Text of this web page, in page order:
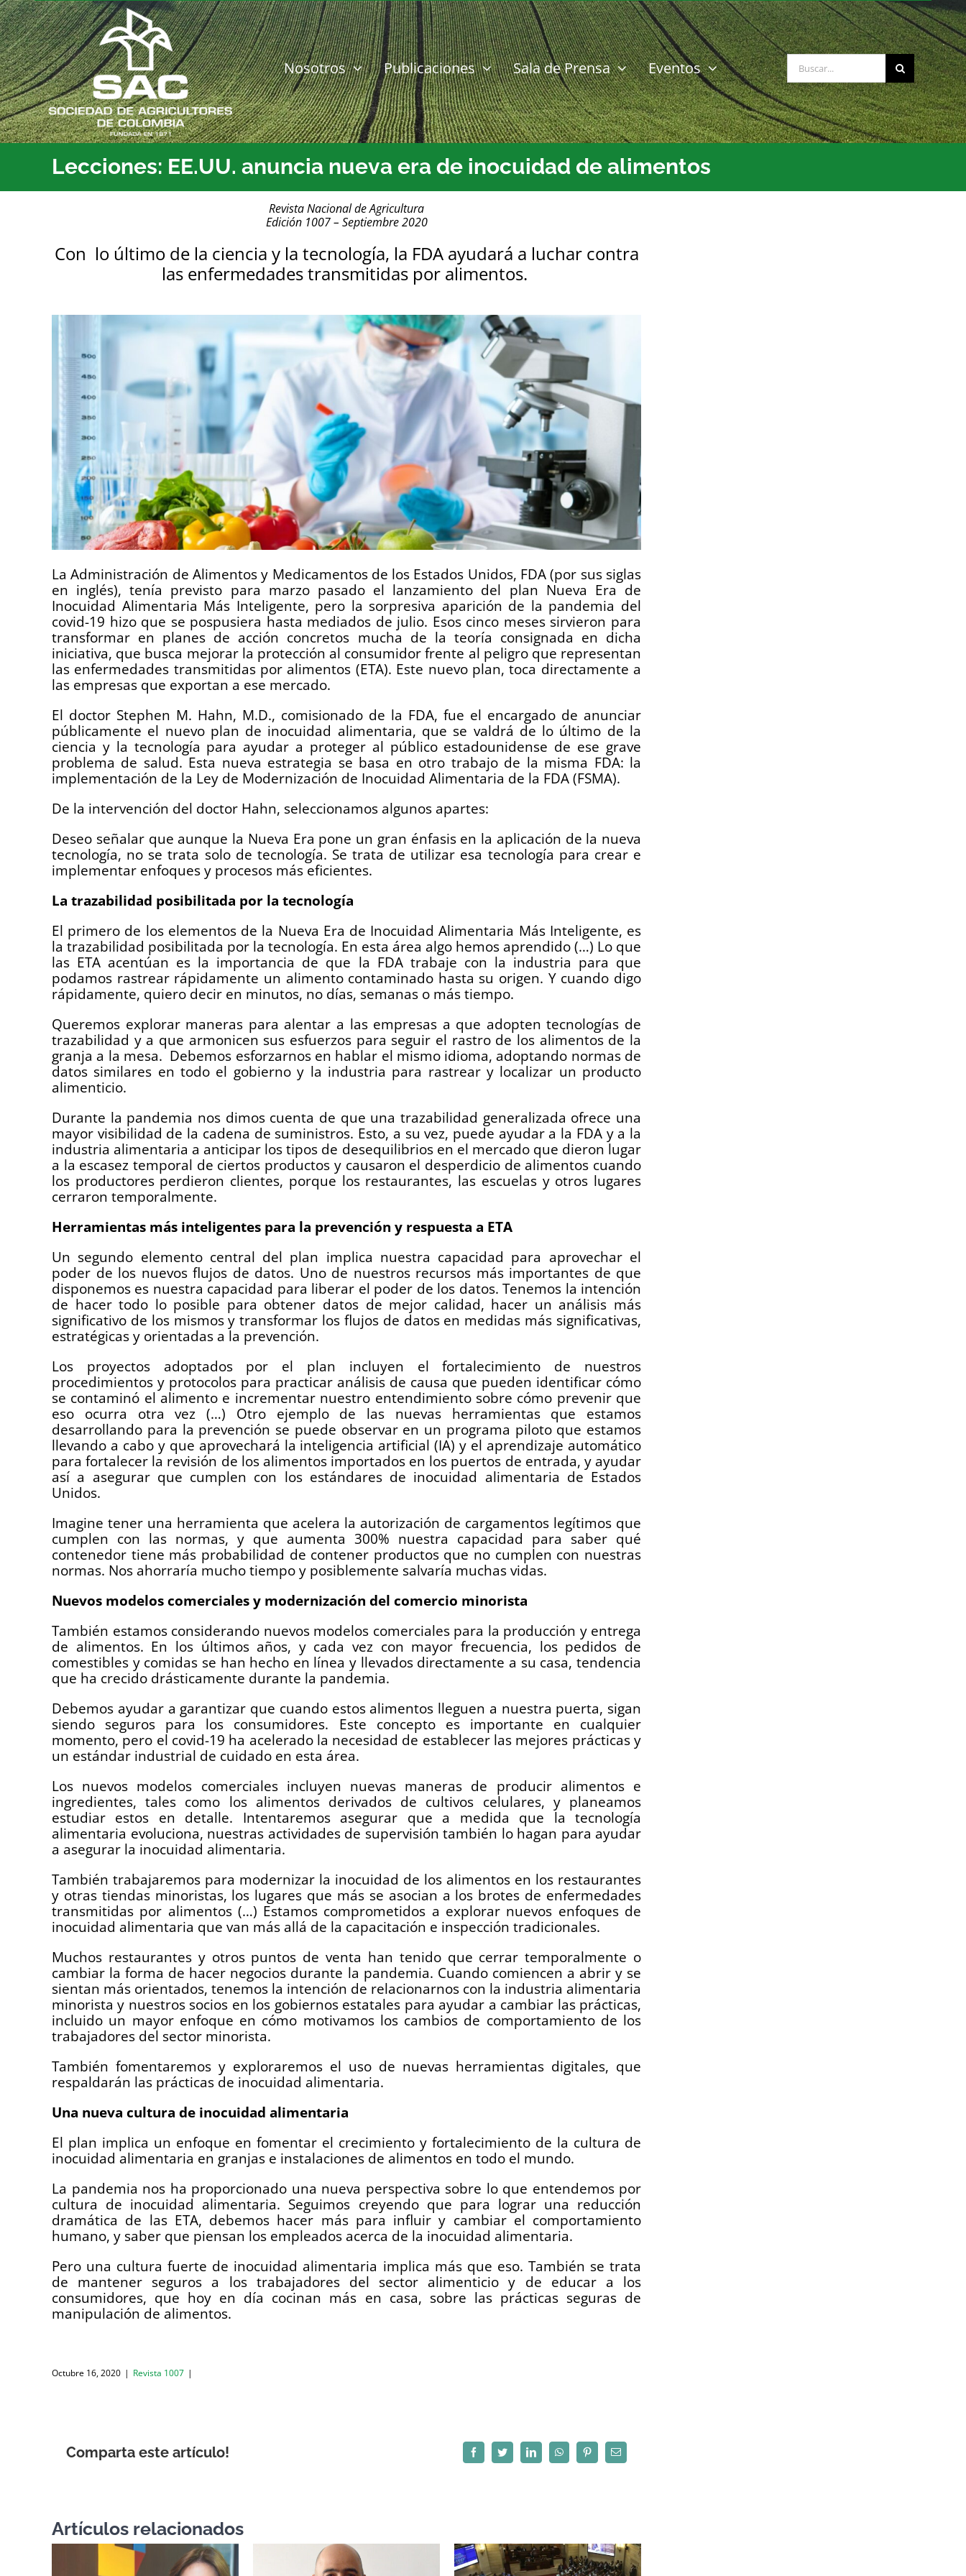
Saltar
al
contenido
Nosotros Publicaciones Sala de Prensa Eventos Buscar:
Lecciones: EE.UU. anuncia nueva era de inocuidad de alimentos
Revista Nacional de Agricultura
Edición 1007 – Septiembre 2020
Con lo último de la ciencia y la tecnología, la FDA ayudará a luchar contra
las enfermedades transmitidas por alimentos.
La Administración de Alimentos y Medicamentos de los Estados Unidos, FDA (por sus siglas
en inglés), tenía previsto para marzo pasado el lanzamiento del plan Nueva Era de
Inocuidad Alimentaria Más Inteligente, pero la sorpresiva aparición de la pandemia del
covid-19 hizo que se pospusiera hasta mediados de julio. Esos cinco meses sirvieron para
transformar en planes de acción concretos mucha de la teoría consignada en dicha
iniciativa, que busca mejorar la protección al consumidor frente al peligro que representan
las enfermedades transmitidas por alimentos (ETA). Este nuevo plan, toca directamente a
las empresas que exportan a ese mercado.
El doctor Stephen M. Hahn, M.D., comisionado de la FDA, fue el encargado de anunciar
públicamente el nuevo plan de inocuidad alimentaria, que se valdrá de lo último de la
ciencia y la tecnología para ayudar a proteger al público estadounidense de ese grave
problema de salud. Esta nueva estrategia se basa en otro trabajo de la misma FDA: la
implementación de la Ley de Modernización de Inocuidad Alimentaria de la FDA (FSMA).
De la intervención del doctor Hahn, seleccionamos algunos apartes:
Deseo señalar que aunque la Nueva Era pone un gran énfasis en la aplicación de la nueva
tecnología, no se trata solo de tecnología. Se trata de utilizar esa tecnología para crear e
implementar enfoques y procesos más eficientes.
La trazabilidad posibilitada por la tecnología
El primero de los elementos de la Nueva Era de Inocuidad Alimentaria Más Inteligente, es
la trazabilidad posibilitada por la tecnología. En esta área algo hemos aprendido (…) Lo que
las ETA acentúan es la importancia de que la FDA trabaje con la industria para que
podamos rastrear rápidamente un alimento contaminado hasta su origen. Y cuando digo
rápidamente, quiero decir en minutos, no días, semanas o más tiempo.
Queremos explorar maneras para alentar a las empresas a que adopten tecnologías de
trazabilidad y a que armonicen sus esfuerzos para seguir el rastro de los alimentos de la
granja a la mesa. Debemos esforzarnos en hablar el mismo idioma, adoptando normas de
datos similares en todo el gobierno y la industria para rastrear y localizar un producto
alimenticio.
Durante la pandemia nos dimos cuenta de que una trazabilidad generalizada ofrece una
mayor visibilidad de la cadena de suministros. Esto, a su vez, puede ayudar a la FDA y a la
industria alimentaria a anticipar los tipos de desequilibrios en el mercado que dieron lugar
a la escasez temporal de ciertos productos y causaron el desperdicio de alimentos cuando
los productores perdieron clientes, porque los restaurantes, las escuelas y otros lugares
cerraron temporalmente.
Herramientas más inteligentes para la prevención y respuesta a ETA
Un segundo elemento central del plan implica nuestra capacidad para aprovechar el
poder de los nuevos flujos de datos. Uno de nuestros recursos más importantes de que
disponemos es nuestra capacidad para liberar el poder de los datos. Tenemos la intención
de hacer todo lo posible para obtener datos de mejor calidad, hacer un análisis más
significativo de los mismos y transformar los flujos de datos en medidas más significativas,
estratégicas y orientadas a la prevención.
Los proyectos adoptados por el plan incluyen el fortalecimiento de nuestros
procedimientos y protocolos para practicar análisis de causa que pueden identificar cómo
se contaminó el alimento e incrementar nuestro entendimiento sobre cómo prevenir que
eso ocurra otra vez (…) Otro ejemplo de las nuevas herramientas que estamos
desarrollando para la prevención se puede observar en un programa piloto que estamos
llevando a cabo y que aprovechará la inteligencia artificial (IA) y el aprendizaje automático
para fortalecer la revisión de los alimentos importados en los puertos de entrada, y ayudar
así a asegurar que cumplen con los estándares de inocuidad alimentaria de Estados
Unidos.
Imagine tener una herramienta que acelera la autorización de cargamentos legítimos que
cumplen con las normas, y que aumenta 300% nuestra capacidad para saber qué
contenedor tiene más probabilidad de contener productos que no cumplen con nuestras
normas. Nos ahorraría mucho tiempo y posiblemente salvaría muchas vidas.
Nuevos modelos comerciales y modernización del comercio minorista
También estamos considerando nuevos modelos comerciales para la producción y entrega
de alimentos. En los últimos años, y cada vez con mayor frecuencia, los pedidos de
comestibles y comidas se han hecho en línea y llevados directamente a su casa, tendencia
que ha crecido drásticamente durante la pandemia.
Debemos ayudar a garantizar que cuando estos alimentos lleguen a nuestra puerta, sigan
siendo seguros para los consumidores. Este concepto es importante en cualquier
momento, pero el covid-19 ha acelerado la necesidad de establecer las mejores prácticas y
un estándar industrial de cuidado en esta área.
Los nuevos modelos comerciales incluyen nuevas maneras de producir alimentos e
ingredientes, tales como los alimentos derivados de cultivos celulares, y planeamos
estudiar estos en detalle. Intentaremos asegurar que a medida que la tecnología
alimentaria evoluciona, nuestras actividades de supervisión también lo hagan para ayudar
a asegurar la inocuidad alimentaria.
También trabajaremos para modernizar la inocuidad de los alimentos en los restaurantes
y otras tiendas minoristas, los lugares que más se asocian a los brotes de enfermedades
transmitidas por alimentos (…) Estamos comprometidos a explorar nuevos enfoques de
inocuidad alimentaria que van más allá de la capacitación e inspección tradicionales.
Muchos restaurantes y otros puntos de venta han tenido que cerrar temporalmente o
cambiar la forma de hacer negocios durante la pandemia. Cuando comiencen a abrir y se
sientan más orientados, tenemos la intención de relacionarnos con la industria alimentaria
minorista y nuestros socios en los gobiernos estatales para ayudar a cambiar las prácticas,
incluido un mayor enfoque en cómo motivamos los cambios de comportamiento de los
trabajadores del sector minorista.
También fomentaremos y exploraremos el uso de nuevas herramientas digitales, que
respaldarán las prácticas de inocuidad alimentaria.
Una nueva cultura de inocuidad alimentaria
El plan implica un enfoque en fomentar el crecimiento y fortalecimiento de la cultura de
inocuidad alimentaria en granjas e instalaciones de alimentos en todo el mundo.
La pandemia nos ha proporcionado una nueva perspectiva sobre lo que entendemos por
cultura de inocuidad alimentaria. Seguimos creyendo que para lograr una reducción
dramática de las ETA, debemos hacer más para influir y cambiar el comportamiento
humano, y saber que piensan los empleados acerca de la inocuidad alimentaria.
Pero una cultura fuerte de inocuidad alimentaria implica más que eso. También se trata
de mantener seguros a los trabajadores del sector alimenticio y de educar a los
consumidores, que hoy en día cocinan más en casa, sobre las prácticas seguras de
manipulación de alimentos.
Octubre 16, 2020 | Revista 1007 |
Comparta este artículo! FacebookTwitterLinkedInWhatsAppPinterestCorreo
Artículos relacionados